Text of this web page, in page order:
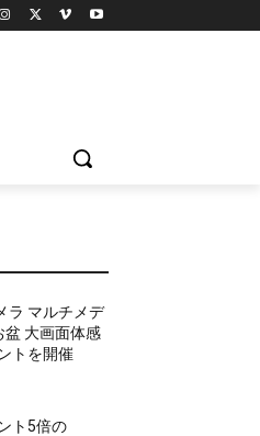
ラ マルチメデ
盆 大画面体感
トを開催
ト5倍の